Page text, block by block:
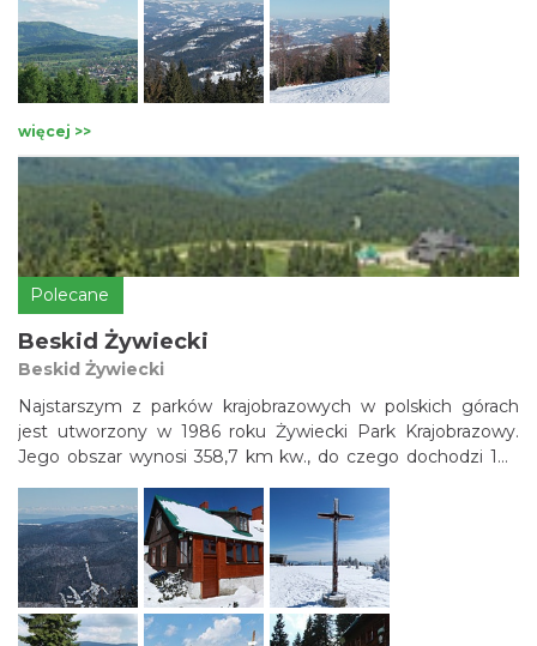
więcej >>
Polecane
Beskid Żywiecki
Beskid Żywiecki
Najstarszym z parków krajobrazowych w polskich górach
jest utworzony w 1986 roku Żywiecki Park Krajobrazowy.
Jego obszar wynosi 358,7 km kw., do czego dochodzi 186
Beskidu Żywieckiego. Główną część powierzchni stanowi
Grupa Pilska, w której znalazły się najwyższe szczyty
województwa śląskiego. Obok Pilska (1557 m n.p.m.) do tej
grupy górskiej należy wyniosłe pasmo z
charakterystycznymi szczytami: Romanką (1366 m) oraz
Lipowską (1324). W południowo-zachodniej części